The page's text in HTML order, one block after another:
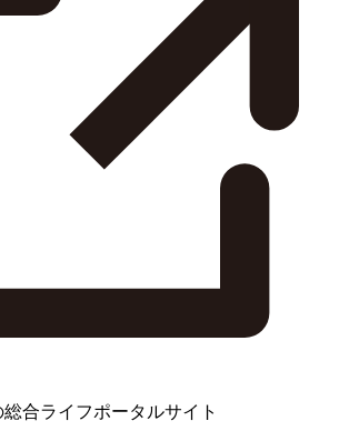
総合ライフポータルサイト